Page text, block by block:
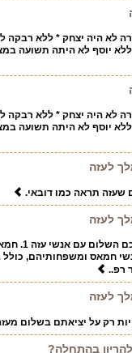
לא היה יצחק * ללא רבקה
ללא יוסף לא היתה תשועה
לא היה יצחק * ללא רבקה
ללא יוסף לא היתה תשועה
לעזה
שעזה תראה כמו דובאי.
לעזה
שלושת
רפ..
לעזה
רק על יציאתם בשלום
בהתחלה?